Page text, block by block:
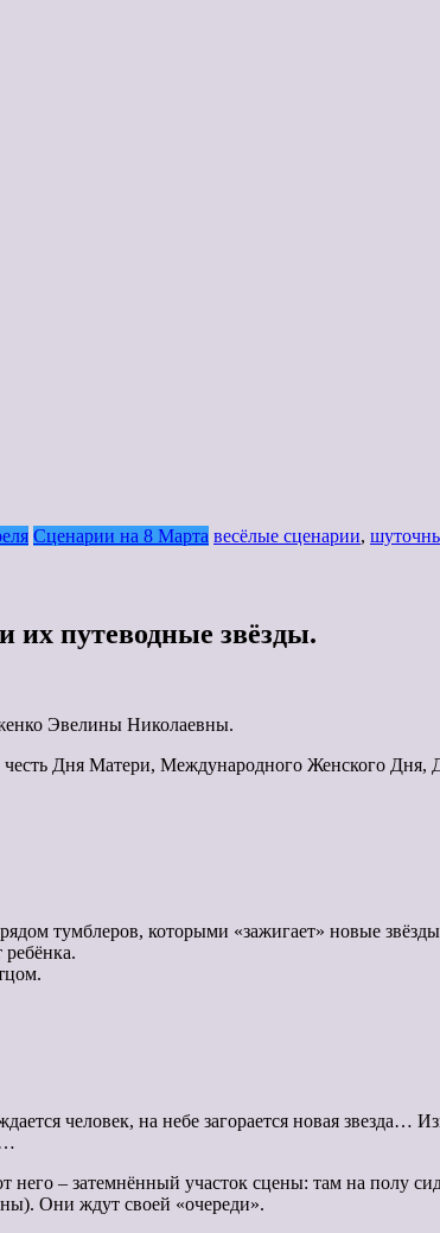
Сценарии на 8 Марта весёлые сценарии,
их путеводные звёзды.
Эвелины Николаевны.
Дня Матери, Международного Женского
тумблеров, которыми «зажигает» новые
человек, на небе загорается новая звезда…
– затемнённый участок сцены: там на полу
Они ждут своей «очереди».